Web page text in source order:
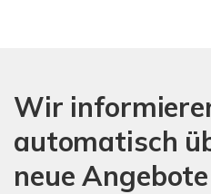
Wir
automatisch
neue Angebote